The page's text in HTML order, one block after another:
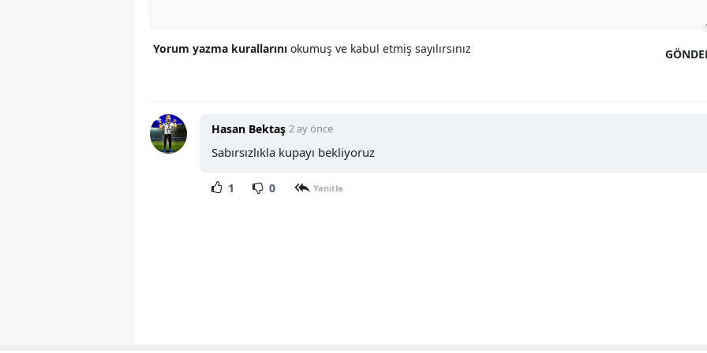
Yorum yazma kurallarını okumuş ve kabul etmiş sayılırsınız
Hasan Bektaş 2 ay önce
Sabırsızlıkla kupayı bekliyoruz
1 0 Yanıtla